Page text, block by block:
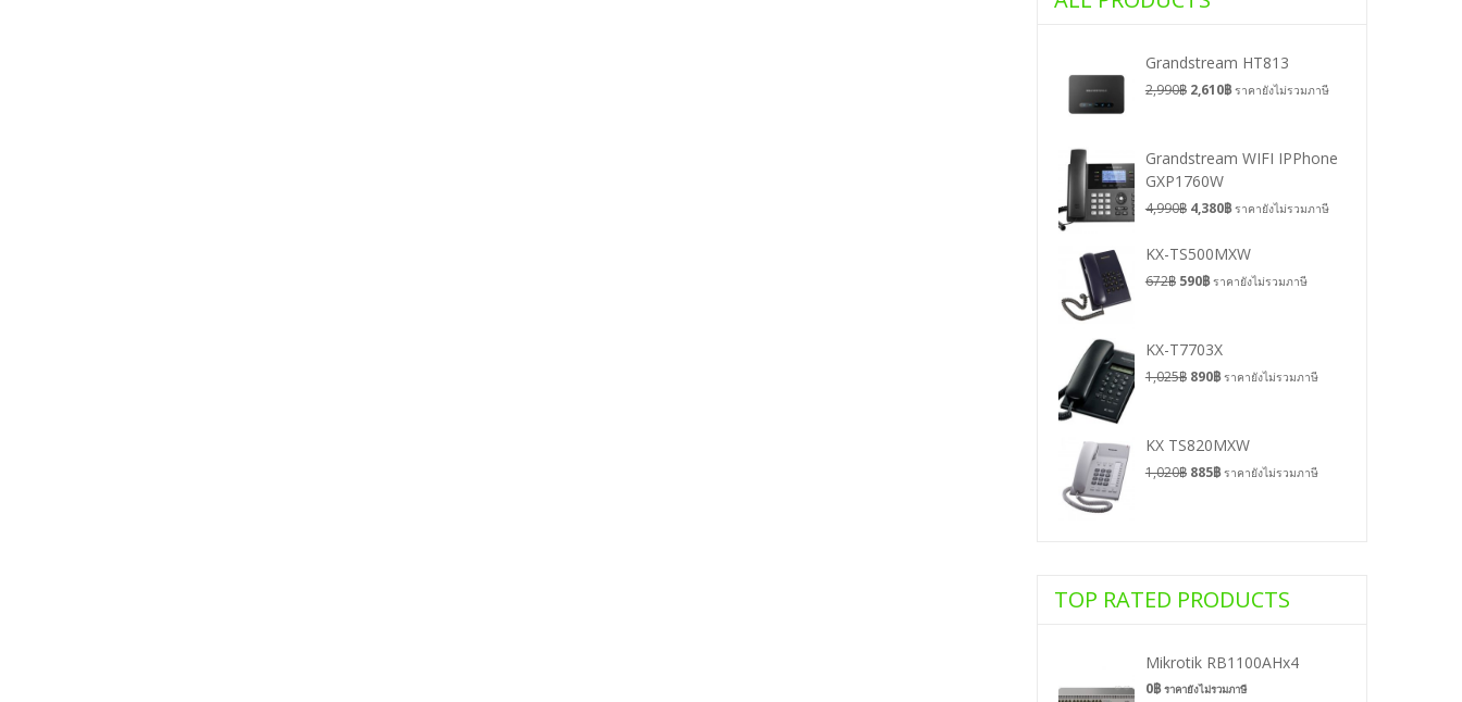
Grandstream HT813
2,990฿ 2,610฿ ราคายังไม่รวมภาษี
Grandstream WIFI IPPhone
GXP1760W
4,990฿ 4,380฿ ราคายังไม่รวมภาษี
KX-TS500MXW
672฿ 590฿ ราคายังไม่รวมภาษี
KX-T7703X
1,025฿ 890฿ ราคายังไม่รวมภาษี
KX TS820MXW
1,020฿ 885฿ ราคายังไม่รวมภาษี
TOP RATED PRODUCTS
Mikrotik RB1100AHx4
0฿ ราคายังไม่รวมภาษี